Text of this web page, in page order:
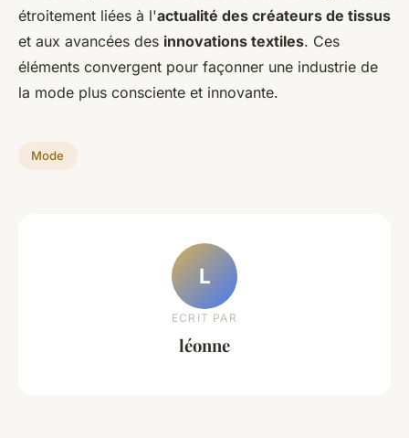
étroitement liées à l'actualité des créateurs de tissus
et aux avancées des innovations textiles. Ces
éléments convergent pour façonner une industrie de
la mode plus consciente et innovante.
Mode
L
ECRIT PAR
léonne